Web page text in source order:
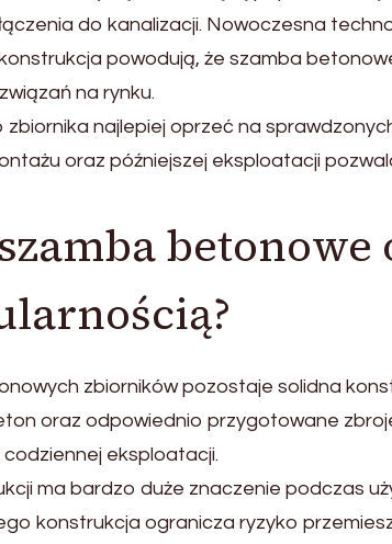
do kanalizacji. Nowoczesna
powodują, że szamba
na rynku.
najlepiej oprzeć na
oraz późniejszej eksploatacji
betonowe
zbiorników pozostaje solidna
oraz odpowiednio przygotowane
eksploatacji.
ma bardzo duże znaczenie podczas
konstrukcja ogranicza ryzyko